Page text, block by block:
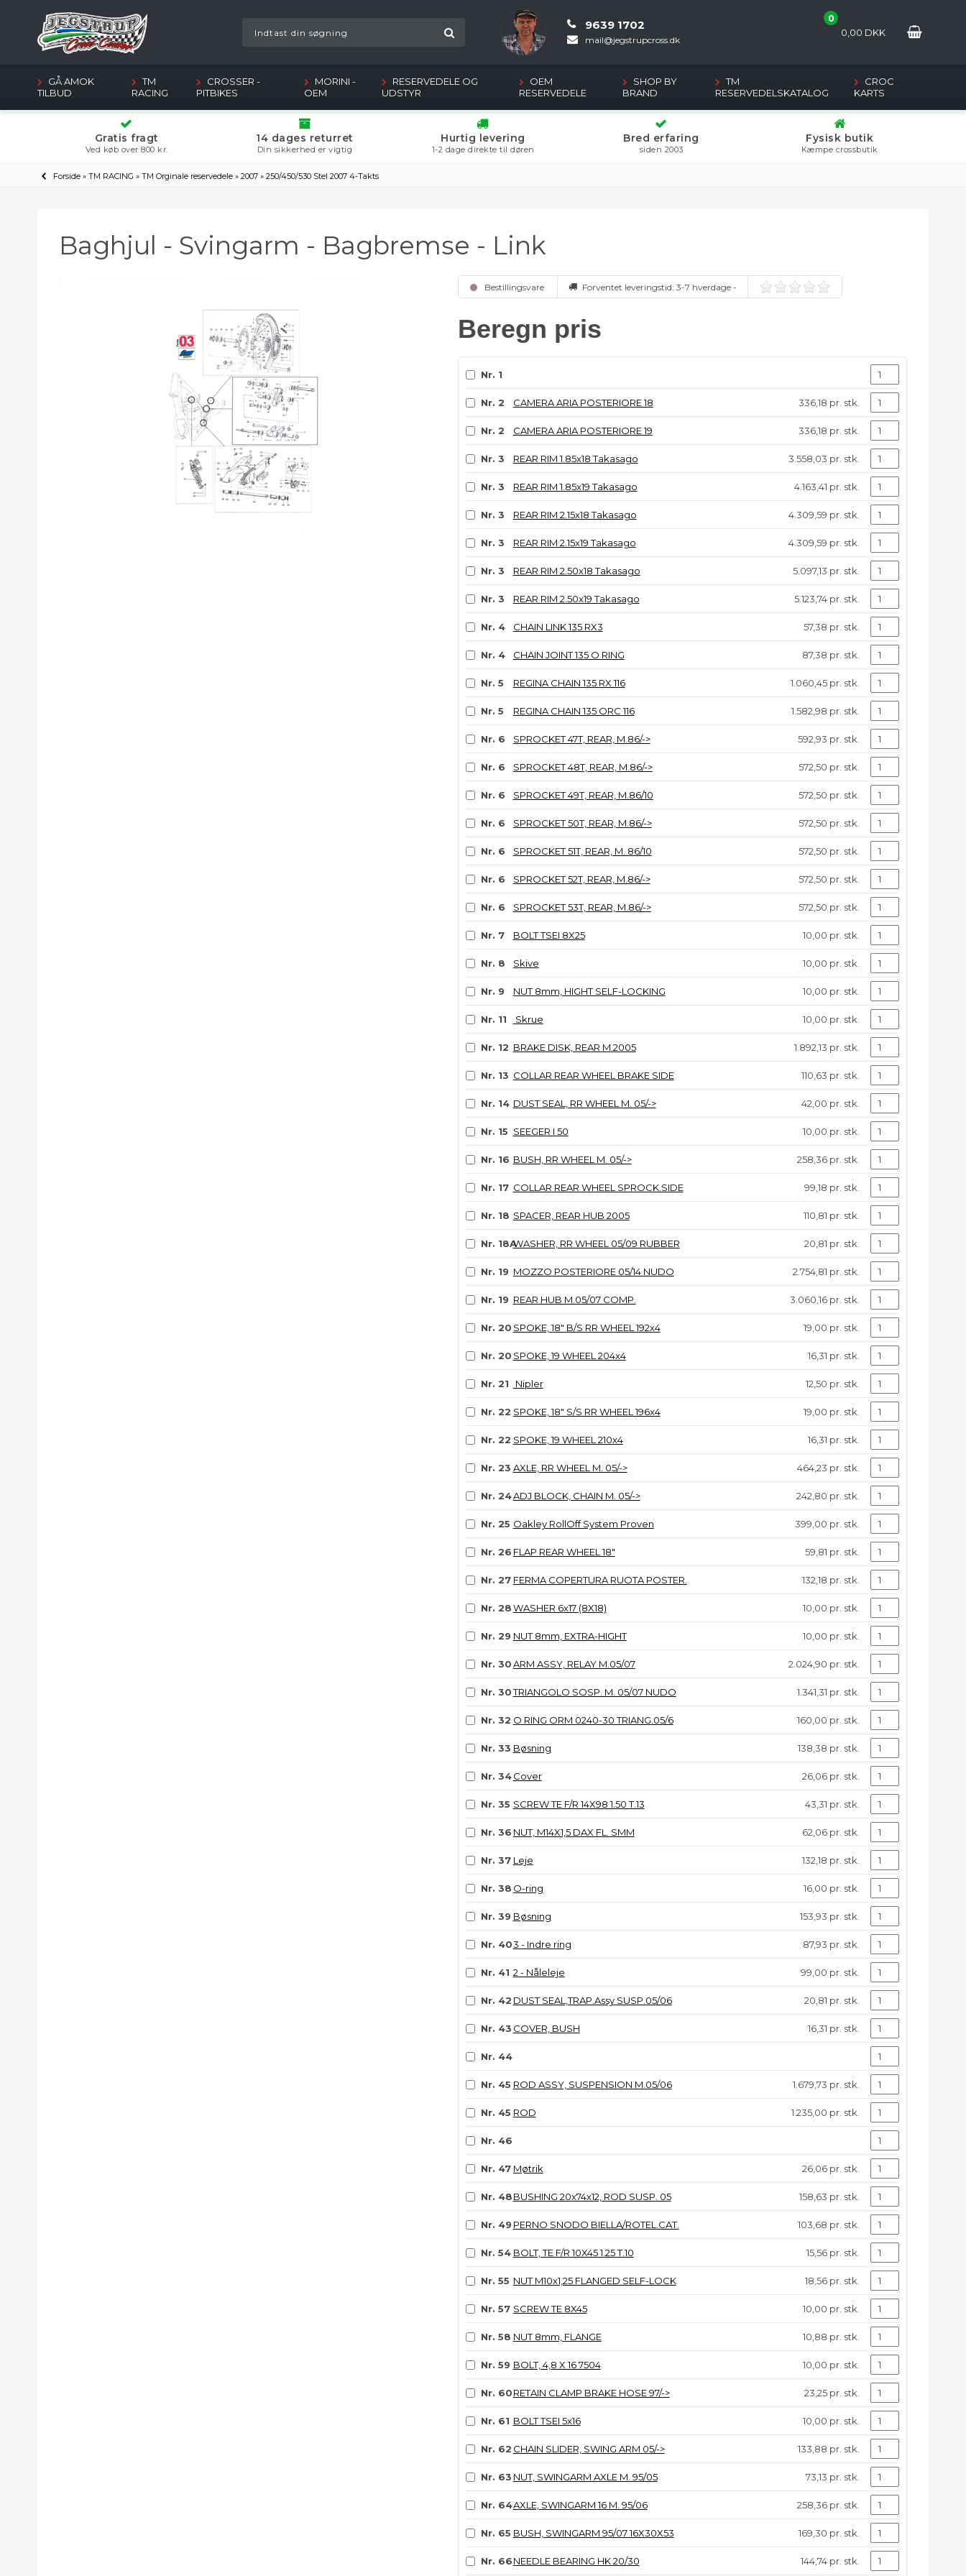
0
0,00 DKK
9639 1702
mail@jegstrupcross.dk
GÅ AMOK
TILBUD
TM
RACING
CROSSER -
PITBIKES
MORINI -
OEM
RESERVEDELE OG
UDSTYR
OEM
RESERVEDELE
SHOP BY
BRAND
TM
RESERVEDELSKATALOG
CROC
KARTS
Gratis fragt
Ved køb over 800 kr.
14 dages returret
Din sikkerhed er vigtig
Hurtig levering
1-2 dage direkte til døren
Bred erfaring
siden 2003
Fysisk butik
Kæmpe crossbutik
Forside » TM RACING » TM Orginale reservedele » 2007 » 250/450/530 Stel 2007 4-Takts
Baghjul - Svingarm - Bagbremse - Link
Bestillingsvare Forventet leveringstid: 3-7 hverdage -
Beregn pris
Nr. 1
Nr. 2 CAMERA ARIA POSTERIORE 18 336,18 pr. stk.
Nr. 2 CAMERA ARIA POSTERIORE 19 336,18 pr. stk.
Nr. 3 REAR RIM 1.85x18 Takasago 3.558,03 pr. stk.
Nr. 3 REAR RIM 1.85x19 Takasago 4.163,41 pr. stk.
Nr. 3 REAR RIM 2.15x18 Takasago 4.309,59 pr. stk.
Nr. 3 REAR RIM 2.15x19 Takasago 4.309,59 pr. stk.
Nr. 3 REAR RIM 2.50x18 Takasago 5.097,13 pr. stk.
Nr. 3 REAR RIM 2.50x19 Takasago 5.123,74 pr. stk.
Nr. 4 CHAIN LINK 135 RX3 57,38 pr. stk.
Nr. 4 CHAIN JOINT 135 O RING 87,38 pr. stk.
Nr. 5 REGINA CHAIN 135 RX 116 1.060,45 pr. stk.
Nr. 5 REGINA CHAIN 135 ORC 116 1.582,98 pr. stk.
Nr. 6 SPROCKET 47T, REAR, M.86/-> 592,93 pr. stk.
Nr. 6 SPROCKET 48T, REAR, M.86/-> 572,50 pr. stk.
Nr. 6 SPROCKET 49T, REAR, M.86/10 572,50 pr. stk.
Nr. 6 SPROCKET 50T, REAR, M.86/-> 572,50 pr. stk.
Nr. 6 SPROCKET 51T, REAR, M. 86/10 572,50 pr. stk.
Nr. 6 SPROCKET 52T, REAR, M.86/-> 572,50 pr. stk.
Nr. 6 SPROCKET 53T, REAR, M.86/-> 572,50 pr. stk.
Nr. 7 BOLT TSEI 8X25 10,00 pr. stk.
Nr. 8 Skive 10,00 pr. stk.
Nr. 9 NUT 8mm, HIGHT SELF-LOCKING 10,00 pr. stk.
Nr. 11 Skrue 10,00 pr. stk.
Nr. 12 BRAKE DISK, REAR M.2005 1.892,13 pr. stk.
Nr. 13 COLLAR REAR WHEEL BRAKE SIDE 110,63 pr. stk.
Nr. 14 DUST SEAL, RR WHEEL M. 05/-> 42,00 pr. stk.
Nr. 15 SEEGER I 50 10,00 pr. stk.
Nr. 16 BUSH, RR WHEEL M. 05/-> 258,36 pr. stk.
Nr. 17 COLLAR REAR WHEEL SPROCK.SIDE 99,18 pr. stk.
Nr. 18 SPACER, REAR HUB 2005 110,81 pr. stk.
Nr. 18AWASHER, RR WHEEL 05/09 RUBBER 20,81 pr. stk.
Nr. 19 MOZZO POSTERIORE 05/14 NUDO 2.754,81 pr. stk.
Nr. 19 REAR HUB M.05/07 COMP. 3.060,16 pr. stk.
Nr. 20 SPOKE, 18" B/S RR WHEEL 192x4 19,00 pr. stk.
Nr. 20 SPOKE, 19 WHEEL 204x4 16,31 pr. stk.
Nr. 21 Nipler 12,50 pr. stk.
Nr. 22 SPOKE, 18" S/S RR WHEEL 196x4 19,00 pr. stk.
Nr. 22 SPOKE, 19 WHEEL 210x4 16,31 pr. stk.
Nr. 23 AXLE, RR WHEEL M. 05/-> 464,23 pr. stk.
Nr. 24ADJ BLOCK, CHAIN M. 05/-> 242,80 pr. stk.
Nr. 25 Oakley RollOff System Proven 399,00 pr. stk.
Nr. 26 FLAP REAR WHEEL 18" 59,81 pr. stk.
Nr. 27 FERMA COPERTURA RUOTA POSTER. 132,18 pr. stk.
Nr. 28WASHER 6x17 (8X18) 10,00 pr. stk.
Nr. 29 NUT 8mm, EXTRA-HIGHT 10,00 pr. stk.
Nr. 30ARM ASSY, RELAY M.05/07 2.024,90 pr. stk.
Nr. 30TRIANGOLO SOSP. M. 05/07 NUDO 1.341,31 pr. stk.
Nr. 32 O RING ORM 0240-30 TRIANG.05/6 160,00 pr. stk.
Nr. 33 Bøsning 138,38 pr. stk.
Nr. 34 Cover 26,06 pr. stk.
Nr. 35 SCREW TE F/R 14X98 1.50 T.13 43,31 pr. stk.
Nr. 36 NUT, M14X1,5 DAX FL. SMM 62,06 pr. stk.
Nr. 37 Leje 132,18 pr. stk.
Nr. 38 O-ring 16,00 pr. stk.
Nr. 39 Bøsning 153,93 pr. stk.
Nr. 403 - Indre ring 87,93 pr. stk.
Nr. 41 2 - Nåleleje 99,00 pr. stk.
Nr. 42 DUST SEAL,TRAP.Assy SUSP.05/06 20,81 pr. stk.
Nr. 43 COVER, BUSH 16,31 pr. stk.
Nr. 44
Nr. 45 ROD ASSY, SUSPENSION M.05/06 1.679,73 pr. stk.
Nr. 45 ROD 1.235,00 pr. stk.
Nr. 46
Nr. 47 Møtrik 26,06 pr. stk.
Nr. 48BUSHING 20x74x12, ROD SUSP. 05 158,63 pr. stk.
Nr. 49 PERNO SNODO BIELLA/ROTEL.CAT. 103,68 pr. stk.
Nr. 54 BOLT, TE F/R 10X45 1.25 T.10 15,56 pr. stk.
Nr. 55 NUT M10x1,25 FLANGED SELF-LOCK 18,56 pr. stk.
Nr. 57 SCREW TE 8X45 10,00 pr. stk.
Nr. 58 NUT 8mm, FLANGE 10,88 pr. stk.
Nr. 59 BOLT, 4,8 X 16 7504 10,00 pr. stk.
Nr. 60RETAIN CLAMP BRAKE HOSE 97/-> 23,25 pr. stk.
Nr. 61 BOLT TSEI 5x16 10,00 pr. stk.
Nr. 62 CHAIN SLIDER, SWING ARM 05/-> 133,88 pr. stk.
Nr. 63 NUT, SWINGARM AXLE M. 95/05 73,13 pr. stk.
Nr. 64AXLE, SWINGARM 16 M. 95/06 258,36 pr. stk.
Nr. 65 BUSH, SWINGARM 95/07 16X30X53 169,30 pr. stk.
Nr. 66NEEDLE BEARING HK 20/30 144,74 pr. stk.